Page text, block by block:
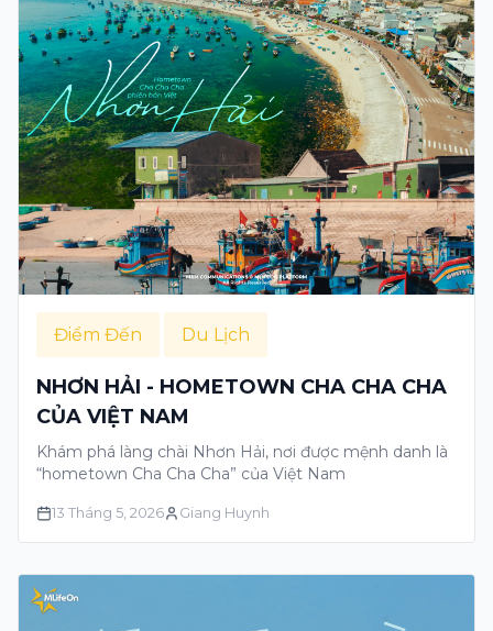
Điểm Đến Du Lịch
NHƠN HẢI - HOMETOWN CHA CHA CHA
CỦA VIỆT NAM
Khám phá làng chài Nhơn Hải, nơi được mệnh danh là
“hometown Cha Cha Cha” của Việt Nam
13 Tháng 5, 2026 Giang Huynh